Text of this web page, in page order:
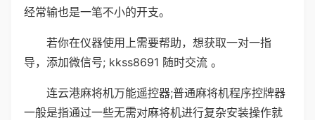
经常输也是一笔不小的开支。
若你在仪器使用上需要帮助，想获取一对一指
导，添加微信号; kkss8691 随时交流 。
连云港麻将机万能遥控器;普通麻将机程序控牌器
一般是指通过一些无需对麻将机进行复杂安装操作就